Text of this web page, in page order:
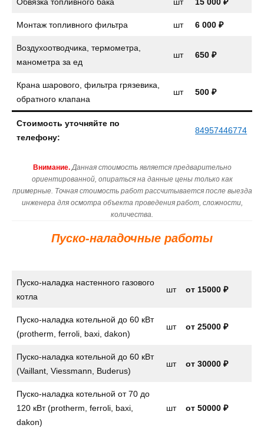
Монтаж топливного фильтра шт 6 000 ₽
Воздухоотводчика, термометра,
манометра за ед
шт 650 ₽
Крана шарового, фильтра грязевика,
обратного клапана
шт 500 ₽
Стоимость уточняйте по
телефону:
84957446774
Внимание. Данная стоимость является предварительно
ориентированной, опираться на данные цены только как
примерные. Точная стоимость работ рассчитывается после выезда
инженера для осмотра объекта проведения работ, сложности,
количества.
Пуско-наладочные работы
Пуско-наладка настенного газового
котла
шт от 15000 ₽
Пуско-наладка котельной до 60 кВт
(protherm, ferroli, baxi, dakon)
шт от 25000 ₽
Пуско-наладка котельной до 60 кВт
(Vaillant, Viessmann, Buderus)
шт от 30000 ₽
Пуско-наладка котельной от 70 до
120 кВт (protherm, ferroli, baxi,
dakon)
шт от 50000 ₽